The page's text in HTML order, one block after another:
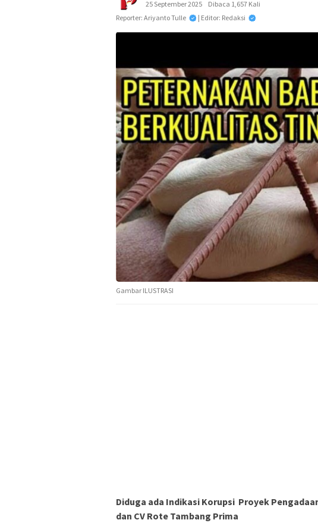
25 September 2025
Dibaca 1,657 Kali
Reporter: Ariyanto Tulle
| Editor: Redaksi
Gambar ILUSTRASI
Diduga ada Indikasi Korupsi Proyek
dan CV Rote Tambang Prima